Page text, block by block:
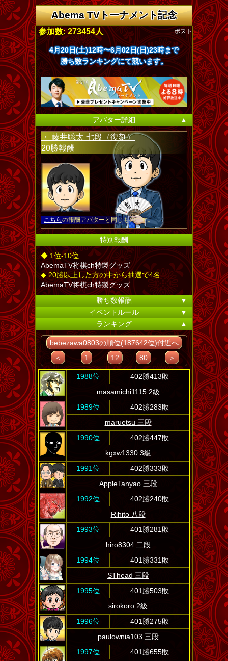
Abema TVトーナメント記念
ポスト
参加数: 273454人
4月20日(土)12時〜6月02日(日)23時まで
勝ち数ランキングにて競います。
アバター詳細 ▲
・ 藤井聡太 七段（復刻）
20勝報酬
こちらの報酬アバターと同じものです。
特別報酬
◆ 1位-10位
AbemaTV将棋ch特製グッズ
◆ 20勝以上した方の中から抽選で4名
AbemaTV将棋ch特製グッズ
勝ち数報酬
▼
イベントルール
▼
ランキング
▲
bebezawa0803の順位(187642位)付近へ
＜
1 12 80 ＞
1988位
402勝413敗
masamichi1115 2級
1989位
402勝283敗
maruetsu 三段
1990位
402勝447敗
kgxw1330 3級
1991位
402勝333敗
AppleTanyao 三段
1992位
402勝240敗
Rihito 八段
1993位
401勝281敗
hiro8304 二段
1994位
401勝331敗
SThead 三段
1995位
401勝503敗
sirokoro 2級
1996位
401勝275敗
paulownia103 三段
1997位
401勝655敗